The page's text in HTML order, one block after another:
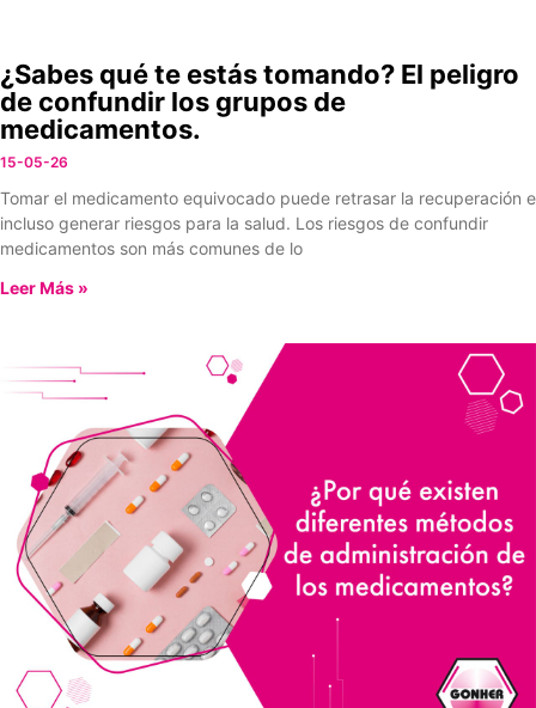
¿Sabes qué te estás tomando? El peligro
de confundir los grupos de
medicamentos.
15-05-26
Tomar el medicamento equivocado puede retrasar la recuperación e
incluso generar riesgos para la salud. Los riesgos de confundir
medicamentos son más comunes de lo
Leer Más »